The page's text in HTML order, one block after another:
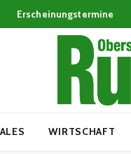
Erscheinungstermine
WIRTSCHAFT